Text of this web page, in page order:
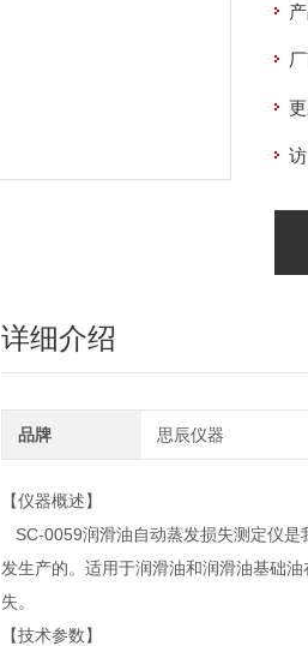
详细介绍
品牌 思辰仪器
【仪器概述】
SC-0059润滑油自动蒸发损失测定仪是
发生产的。适用于润滑油和润滑油基础
失。
【技术参数】